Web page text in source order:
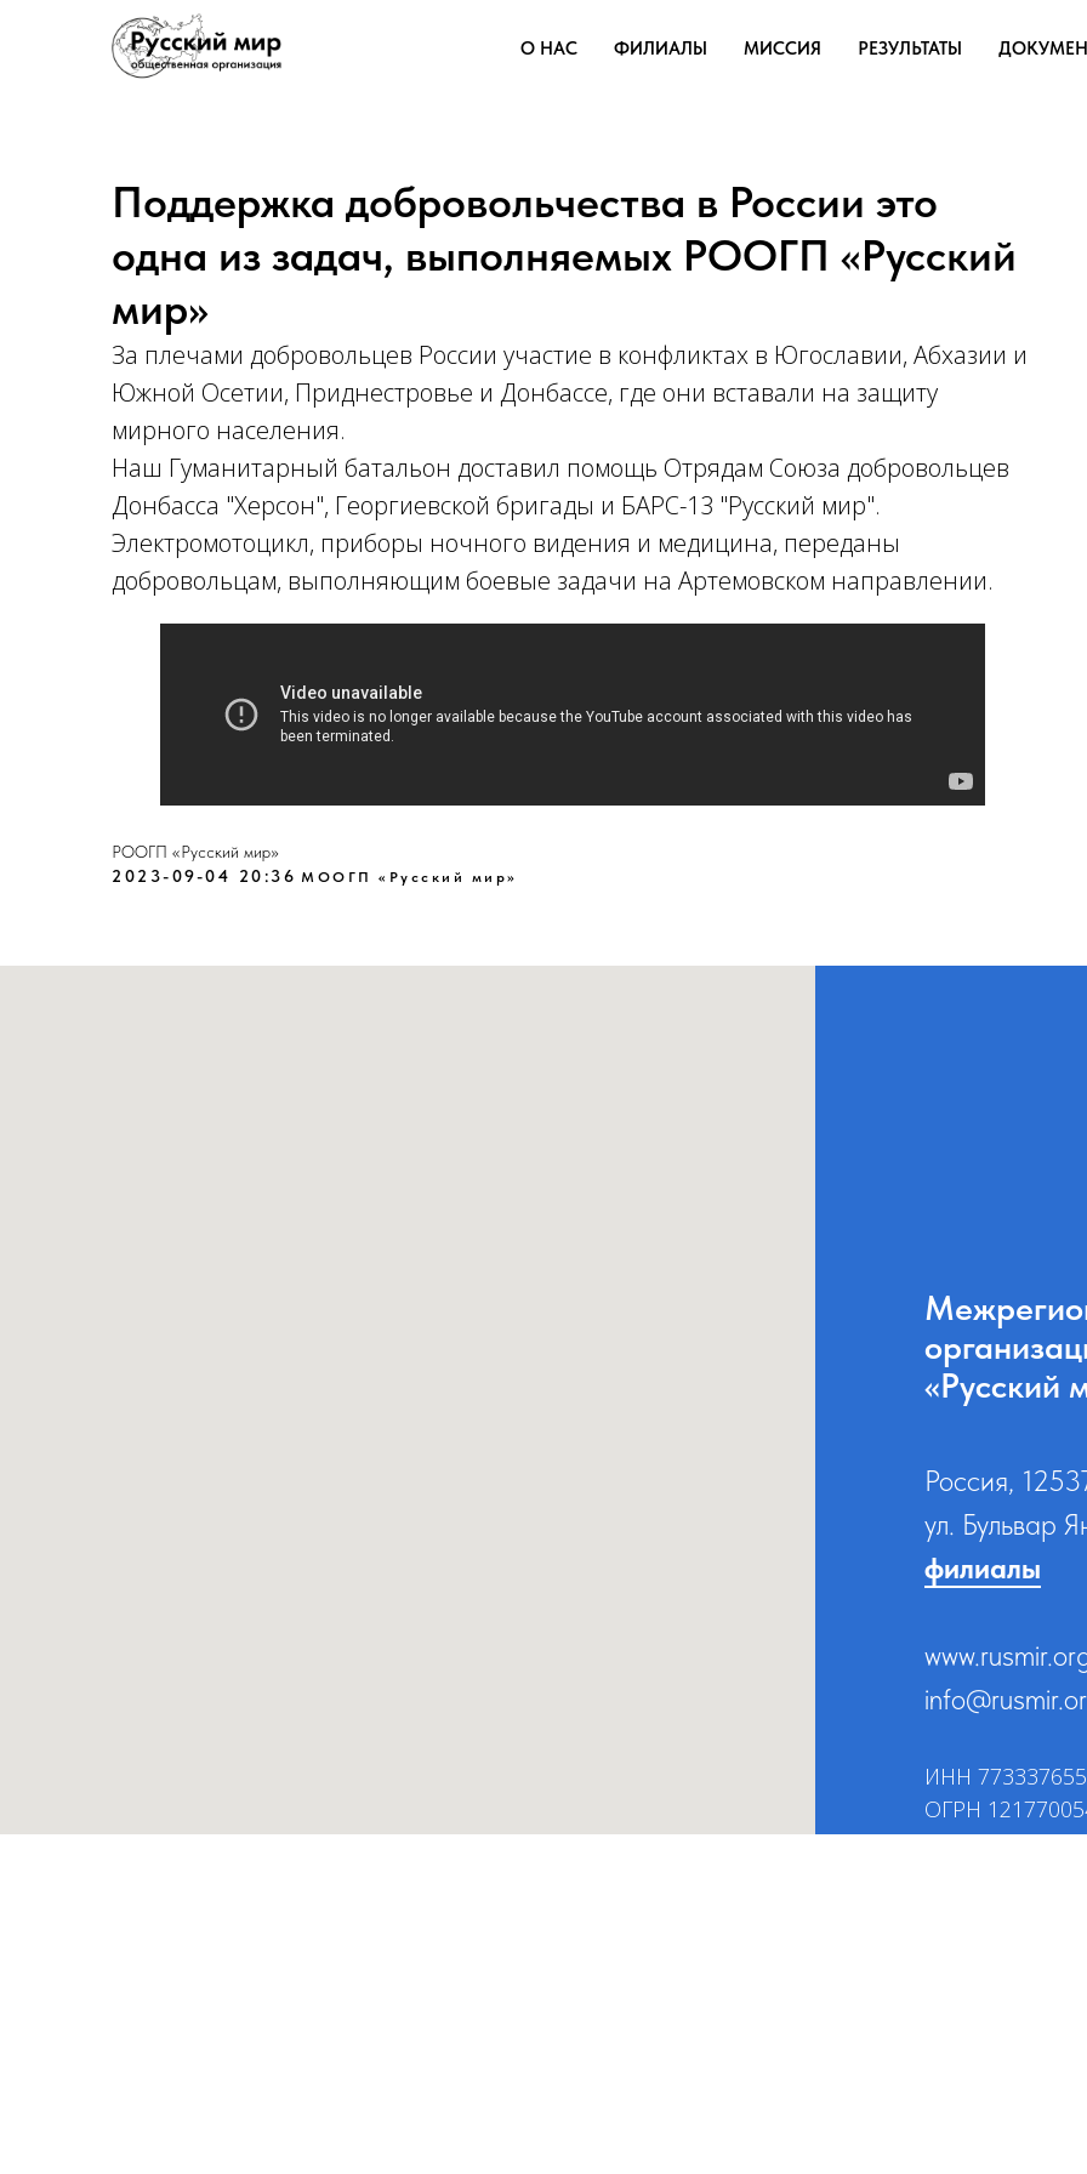
О НАС ФИЛИАЛЫ МИССИЯ РЕЗУЛЬТАТЫ
Поддержка добровольчества в России это
одна из задач, выполняемых РООГП «Русский
мир»
За плечами добровольцев России участие в конфликтах в Югославии, Абхазии и
Южной Осетии, Приднестровье и Донбассе, где они вставали на защиту
мирного населения.
Наш Гуманитарный батальон доставил помощь Отрядам Союза добровольцев
Донбасса "Херсон", Георгиевской бригады и БАРС-13 "Русский мир".
Электромотоцикл, приборы ночного видения и медицина, переданы
добровольцам, выполняющим боевые задачи на Артемовском направлении.
РООГП «Русский мир»
2023-09-04 20:36 МООГП «Русский мир»
«Русский
Россия,
ул. Бульвар
филиалы
ИНН
ОГРН